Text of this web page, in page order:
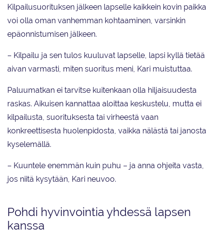
Kilpailusuorituksen jälkeen lapselle kaikkein kovin paikka
voi olla oman vanhemman kohtaaminen, varsinkin
epäonnistumisen jälkeen.
– Kilpailu ja sen tulos kuuluvat lapselle, lapsi kyllä tietää
aivan varmasti, miten suoritus meni, Kari muistuttaa.
Paluumatkan ei tarvitse kuitenkaan olla hiljaisuudesta
raskas. Aikuisen kannattaa aloittaa keskustelu, mutta ei
kilpailusta, suorituksesta tai virheestä vaan
konkreettisesta huolenpidosta, vaikka nälästä tai janosta
kyselemällä.
– Kuuntele enemmän kuin puhu – ja anna ohjeita vasta,
jos niitä kysytään, Kari neuvoo.
Pohdi hyvinvointia yhdessä lapsen
kanssa